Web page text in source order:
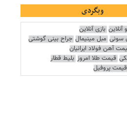
وبگردی
آنلاین بازی آنلاین
سونی مبل مینیمال جراح بینی گوشتی
آهن فولاد ایرانیان
قیمت طلا امروز بلیط قطار
قیمت پروفیل